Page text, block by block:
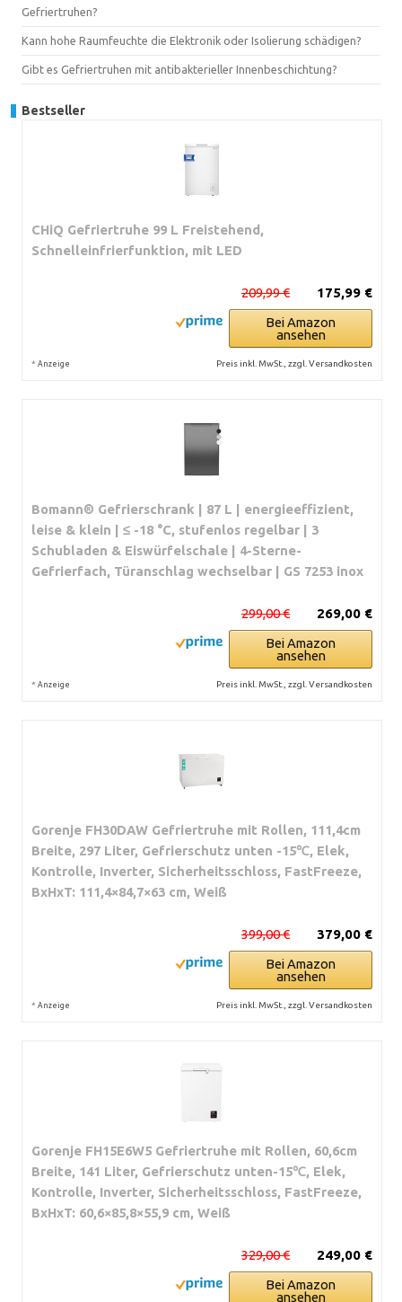
Gefriertruhen?
Kann hohe Raumfeuchte die Elektronik oder Isolierung schädigen?
Gibt es Gefriertruhen mit antibakterieller Innenbeschichtung?
Bestseller
CHiQ Gefriertruhe 99 L Freistehend,
Schnelleinfrierfunktion, mit LED
175,99 €
209,99 €
Bei Amazon
ansehen
* Anzeige Preis inkl. MwSt., zzgl. Versandkosten
Bomann® Gefrierschrank | 87 L | energieeffizient,
leise & klein | ≤ -18 °C, stufenlos regelbar | 3
Schubladen & Eiswürfelschale | 4-Sterne-
Gefrierfach, Türanschlag wechselbar | GS 7253 inox
269,00 €
299,00 €
Bei Amazon
ansehen
* Anzeige Preis inkl. MwSt., zzgl. Versandkosten
Gorenje FH30DAW Gefriertruhe mit Rollen, 111,4cm
Breite, 297 Liter, Gefrierschutz unten -15℃, Elek,
Kontrolle, Inverter, Sicherheitsschloss, FastFreeze,
BxHxT: 111,4×84,7×63 cm, Weiß
379,00 €
399,00 €
Bei Amazon
ansehen
* Anzeige Preis inkl. MwSt., zzgl. Versandkosten
Gorenje FH15E6W5 Gefriertruhe mit Rollen, 60,6cm
Breite, 141 Liter, Gefrierschutz unten-15℃, Elek,
Kontrolle, Inverter, Sicherheitsschloss, FastFreeze,
BxHxT: 60,6×85,8×55,9 cm, Weiß
249,00 €
329,00 €
Bei Amazon
ansehen